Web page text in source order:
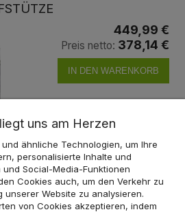
449,99 €
Preis netto: 378,14 €
IN DEN WARENKORB
uns am Herzen
ähnliche Technologien, um Ihre
personalisierte Inhalte und
Social-Media-Funktionen
Cookies auch, um den Verkehr zu
unserer Website zu analysieren.
von Cookies akzeptieren, indem